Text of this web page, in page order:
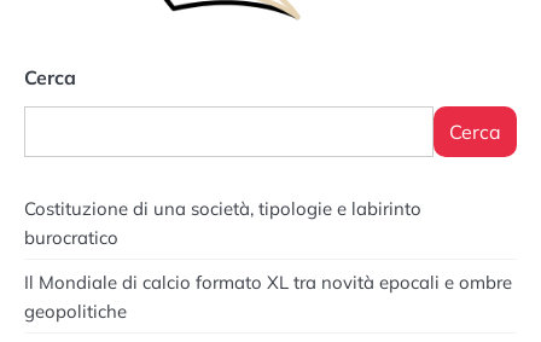
Cerca
Cerca
Costituzione di una società, tipologie e labirinto
burocratico
Il Mondiale di calcio formato XL tra novità epocali e ombre
geopolitiche